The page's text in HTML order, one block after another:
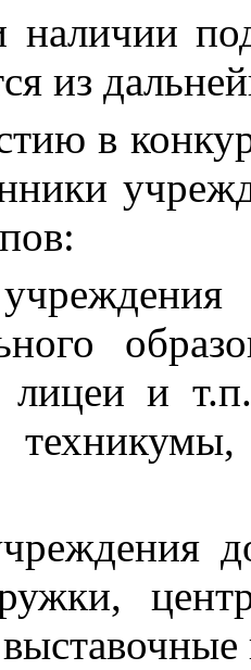
наличии
из
в
лицеи и